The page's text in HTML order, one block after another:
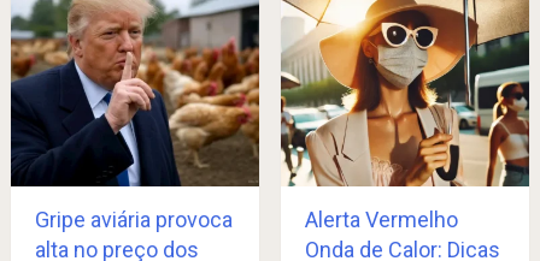
Gripe aviária provoca
alta no preço dos
Alerta Vermelho
Onda de Calor: Dicas